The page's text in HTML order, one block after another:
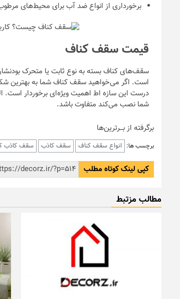
برخورداری از انواع ضد آب برای محیط‌های
قیمت سقف کناف
سقف‌های کناف بسته به نوع ثابت یا متحرک
است. اگر می‌خواهید سقف کناف شما به
درست این سازه اط اهمیت ویژه‌ای برخوردار
شما نصب می‌کند متفاوت باشد.
برگرفته از بـــرترین‌ها
برچسب ها: انواع سقف کناف سقف کاذب سقف کاذب
کپی لینک کوتاه مطلب
مطالب مزتبط